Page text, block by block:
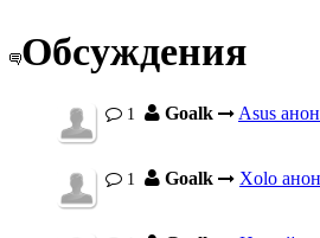
Обсуждения
1 Goalk Asus
1 Goalk Xolo